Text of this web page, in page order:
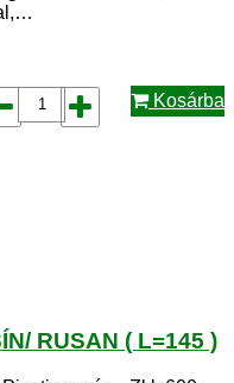
Kosárba
RUSAN ( L=145 )